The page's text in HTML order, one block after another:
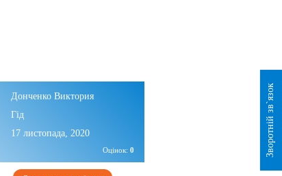
Донченко Виктория
Гід
17 листопада, 2020
Оцінок: 0 Зворотній зв`язок